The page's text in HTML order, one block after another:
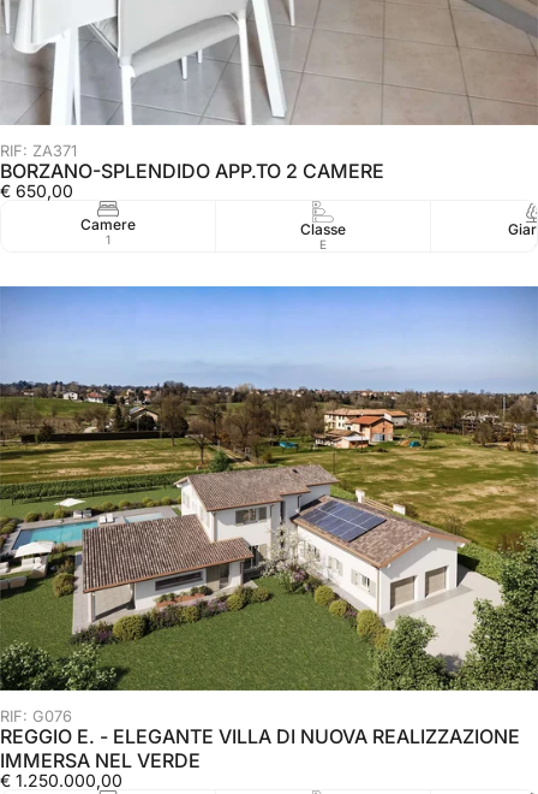
RIF: ZA371
BORZANO-SPLENDIDO APP.TO 2 CAMERE
€ 650,00
Camere
1
Classe
E
RIF: G076
REGGIO E. - ELEGANTE VILLA DI NUOVA REALIZZAZIONE
IMMERSA NEL VERDE
€ 1.250.000,00